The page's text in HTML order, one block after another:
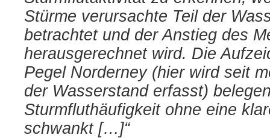
Stürme verursachte Teil der
betrachtet und der Anstieg des
herausgerechnet wird. Die
Pegel Norderney (hier wird seit
der Wasserstand erfasst)
Sturmfluthäufigkeit ohne eine
schwankt […]“